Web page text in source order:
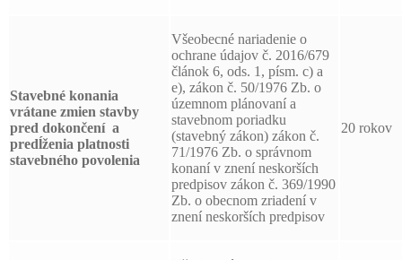
Stavebné konania
vrátane zmien stavby
pred dokončení a
predĺženia platnosti
stavebného povolenia
Všeobecné nariadenie o
ochrane údajov č. 2016/679
článok 6, ods. 1, písm. c) a
e), zákon č. 50/1976 Zb. o
územnom plánovaní a
stavebnom poriadku
(stavebný zákon) zákon č.
71/1976 Zb. o správnom
konaní v znení neskorších
predpisov zákon č. 369/1990
Zb. o obecnom zriadení v
znení neskorších predpisov
20 rokov